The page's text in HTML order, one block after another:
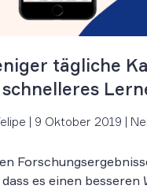
tägliche
schnelleres
| 9 Oktober 2019 |
es einen besseren